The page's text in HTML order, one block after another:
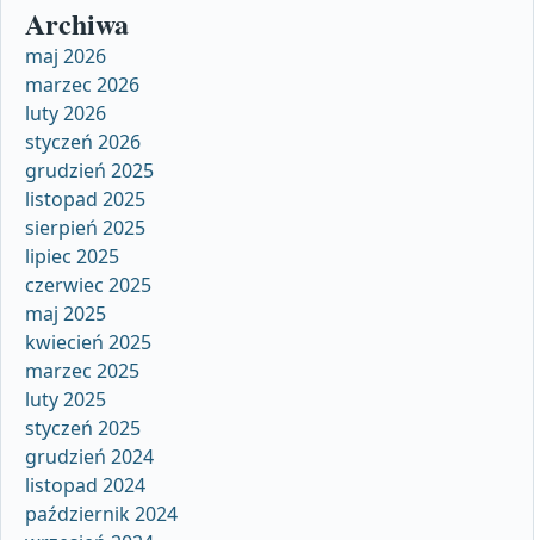
Archiwa
maj 2026
marzec 2026
luty 2026
styczeń 2026
grudzień 2025
listopad 2025
sierpień 2025
lipiec 2025
czerwiec 2025
maj 2025
kwiecień 2025
marzec 2025
luty 2025
styczeń 2025
grudzień 2024
listopad 2024
październik 2024